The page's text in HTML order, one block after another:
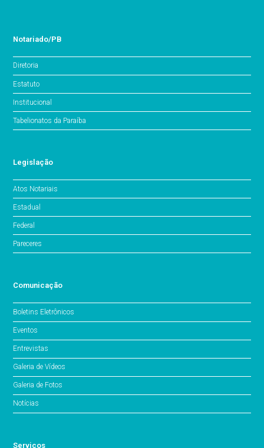
Notariado/PB
Diretoria
Estatuto
Institucional
Tabelionatos da Paraíba
Legislação
Atos Notariais
Estadual
Federal
Pareceres
Comunicação
Boletins Eletrônicos
Eventos
Entrevistas
Galeria de Vídeos
Galeria de Fotos
Notícias
Serviços